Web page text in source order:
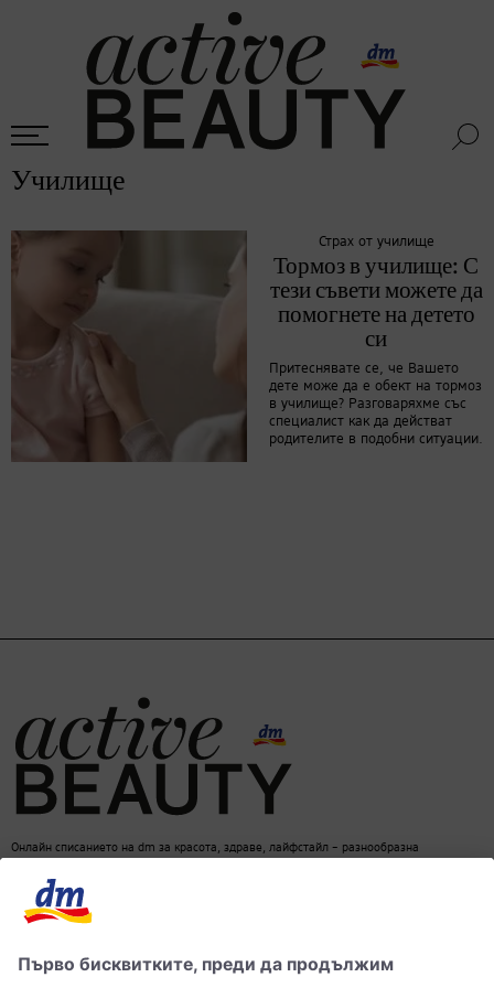
Училище
Страх от училище
Тормоз в училище: С
тези съвети можете да
помогнете на детето
си
Притеснявате се, че Вашето
дете може да е обект на тормоз
в училище? Разговаряхме със
специалист как да действат
родителите в подобни ситуации.
Онлайн списанието на dm за красота, здраве, лайфстайл – разнообразна